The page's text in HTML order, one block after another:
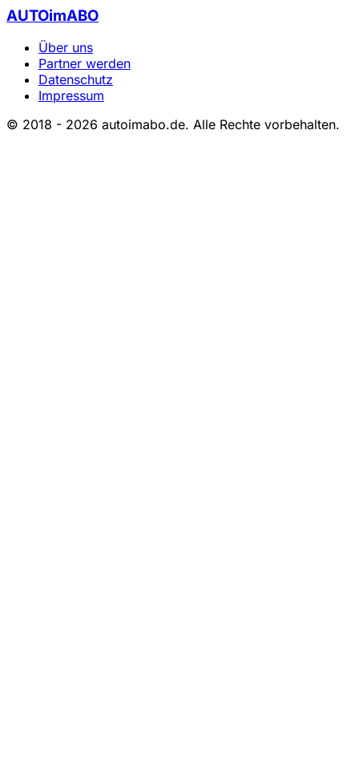
AUTOimABO
Über uns
Partner werden
Datenschutz
Impressum
© 2018 - 2026 autoimabo.de. Alle Rechte vorbehalten.